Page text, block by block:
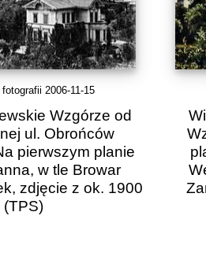
2006-11-15
Wzgórze od
ul. Obrońców
pierwszym planie
w tle Browar
zdjęcie z ok. 1900
(TPS)